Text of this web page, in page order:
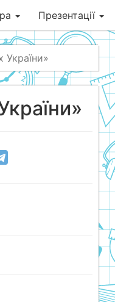
Презентації
України»